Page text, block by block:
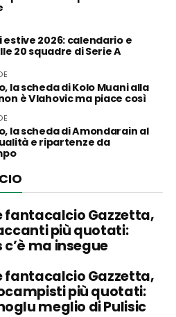
2026: calendario e
20 squadre di Serie A
la scheda di Kolo Muani alla
è Vlahovic ma piace così
la scheda di Amondarain al
e ripartenze da
fantacalcio Gazzetta,
più quotati:
c’è ma insegue
fantacalcio Gazzetta,
più quotati:
meglio di Pulisic